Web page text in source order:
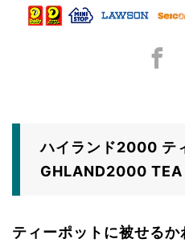
ハイランド2000 テ
GHLAND2000
ティーポットに被せる